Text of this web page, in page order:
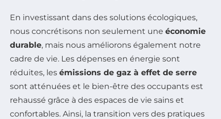
En investissant dans des solutions écologiques,
nous concrétisons non seulement une économie
durable, mais nous améliorons également notre
cadre de vie. Les dépenses en énergie sont
réduites, les émissions de gaz à effet de serre
sont atténuées et le bien-être des occupants est
rehaussé grâce à des espaces de vie sains et
confortables. Ainsi, la transition vers des pratiques